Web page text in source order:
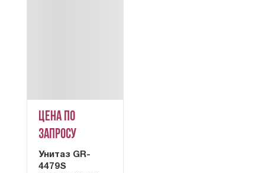
Цена по
запросу
Унитаз GR-
4479S